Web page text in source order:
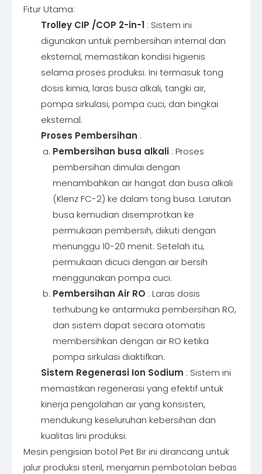
Fitur Utama:
Trolley CIP /COP 2-in-1 : Sistem ini
digunakan untuk pembersihan internal dan
eksternal, memastikan kondisi higienis
selama proses produksi. Ini termasuk tong
dosis kimia, laras busa alkali, tangki air,
pompa sirkulasi, pompa cuci, dan bingkai
eksternal.
Proses Pembersihan :
Pembersihan busa alkali : Proses
pembersihan dimulai dengan
menambahkan air hangat dan busa alkali
(Klenz FC-2) ke dalam tong busa. Larutan
busa kemudian disemprotkan ke
permukaan pembersih, diikuti dengan
menunggu 10-20 menit. Setelah itu,
permukaan dicuci dengan air bersih
menggunakan pompa cuci.
Pembersihan Air RO : Laras dosis
terhubung ke antarmuka pembersihan RO,
dan sistem dapat secara otomatis
membersihkan dengan air RO ketika
pompa sirkulasi diaktifkan.
Sistem Regenerasi Ion Sodium : Sistem ini
memastikan regenerasi yang efektif untuk
kinerja pengolahan air yang konsisten,
mendukung keseluruhan kebersihan dan
kualitas lini produksi.
Mesin pengisian botol Pet Bir ini dirancang untuk
jalur produksi steril, menjamin pembotolan bebas